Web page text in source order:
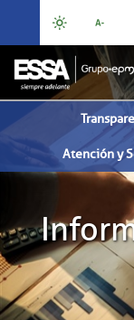
Atención y